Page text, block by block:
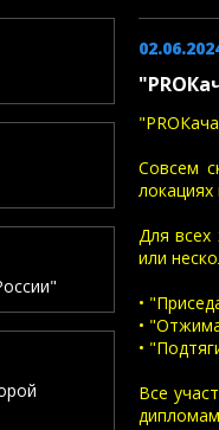
Совсем
Для всех
или
•
•
•
Все